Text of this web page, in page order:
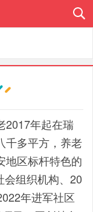
2017年起在瑞
千多平方，养老
地区标杆特色的
会组织机构、20
年进军社区